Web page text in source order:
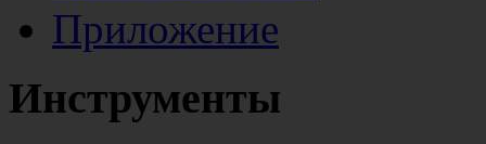
Приложение
Инструменты